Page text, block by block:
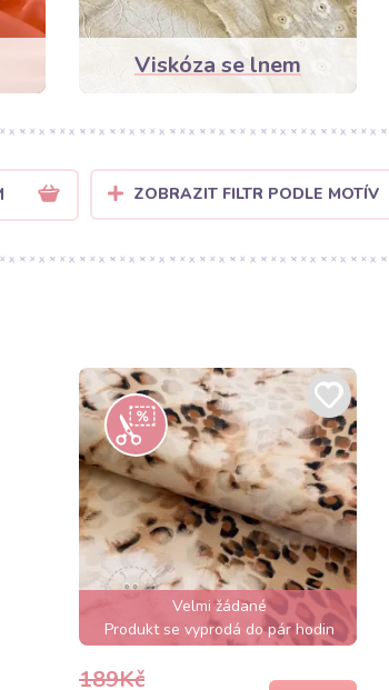
Viskóza se lnem
ZOBRAZIT FILTR PODLE MOTÍV
Velmi žádané
Produkt se vyprodá do pár hodin
189Kč